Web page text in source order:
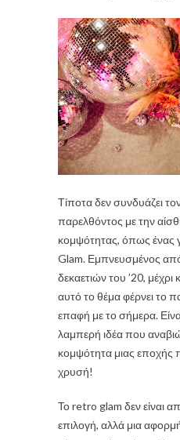
Τίποτα δεν συνδυάζει
παρελθόντος με την
κομψότητας, όπως ένας
Glam. Εμπνευσμένος
δεκαετιών του ’20, μέχρι
αυτό το θέμα φέρνει το
επαφή με το σήμερα.
λαμπερή ιδέα που
κομψότητα μιας εποχής
χρυσή!
Το retro glam δεν είναι
επιλογή, αλλά μια